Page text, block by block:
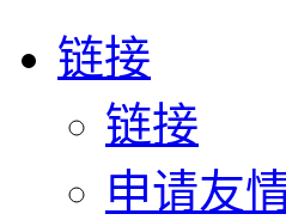
链接
链接
申请友